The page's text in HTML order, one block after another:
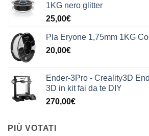
1KG nero glitter
25,00€
Pla Eryone 1,75mm 1KG
20,00€
Ender-3Pro - Creality3D
3D in kit fai da te DIY
270,00€
PIÙ VOTATI